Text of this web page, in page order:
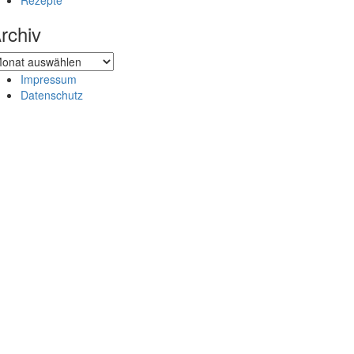
Impressum
Datenschutz